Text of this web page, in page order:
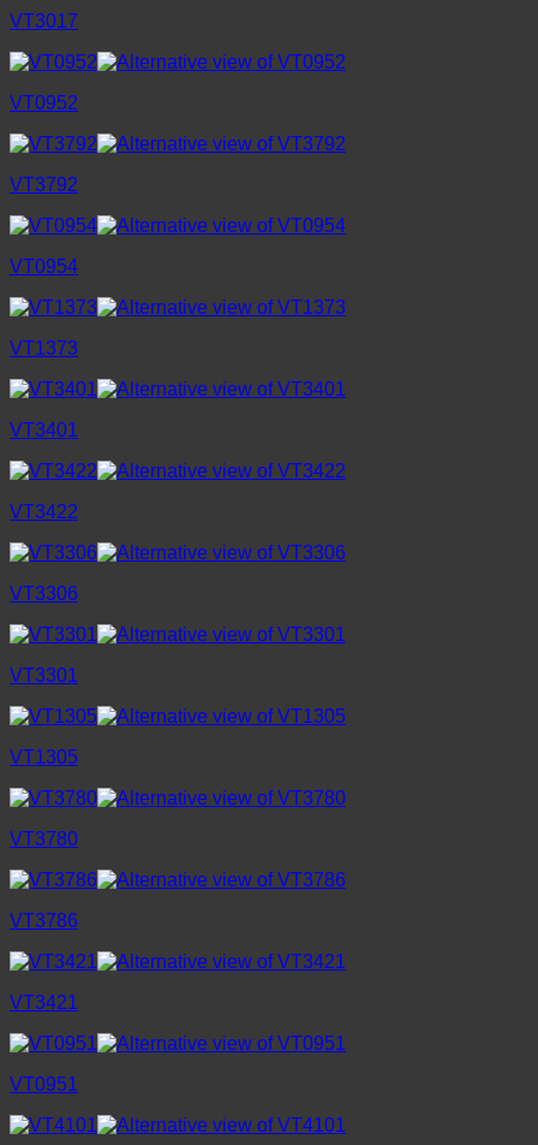
VT3017
VT0952
VT3792
VT0954
VT1373
VT3401
VT3422
VT3306
VT3301
VT1305
VT3780
VT3786
VT3421
VT0951